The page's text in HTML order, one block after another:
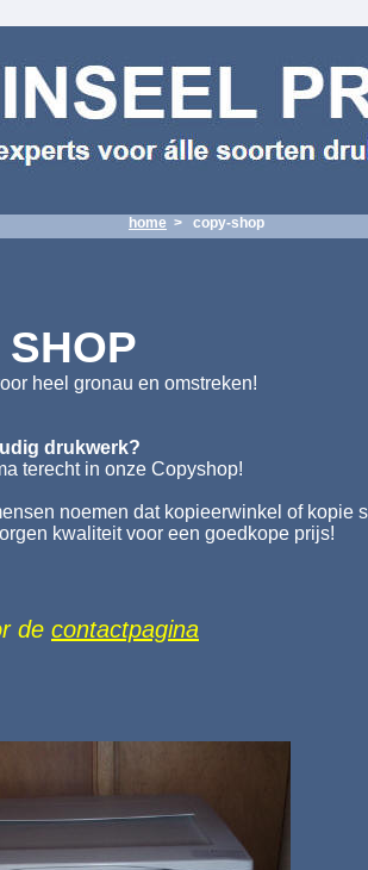
home > copy-shop
heel gronau en omstreken!
drukwerk?
terecht in onze Copyshop!
noemen dat kopieerwinkel of kopie
kwaliteit voor een goedkope prijs!
de contactpagina